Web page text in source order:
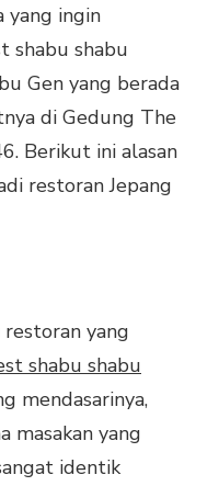
yang ingin
shabu shabu
Gen yang berada
di Gedung The
Berikut ini alasan
restoran Jepang
yang
shabu shabu
mendasarinya,
masakan yang
identik